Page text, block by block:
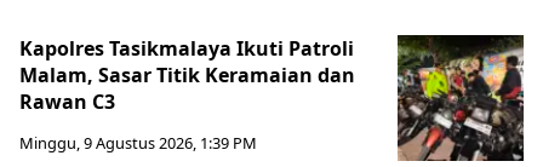
Kapolres Tasikmalaya Ikuti Patroli
Malam, Sasar Titik Keramaian dan
Rawan C3
Minggu, 9 Agustus 2026, 1:39 PM